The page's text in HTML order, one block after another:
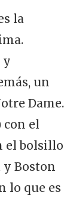
la
y
un
Dame.
con el
el bolsillo
y Boston
lo que es